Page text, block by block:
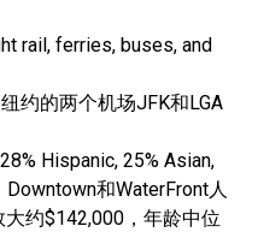
rail, ferries, buses, and
约的两个机场JFK和LGA
Hispanic, 25% Asian,
Downtown和WaterFront人
约$142,000，年龄中位